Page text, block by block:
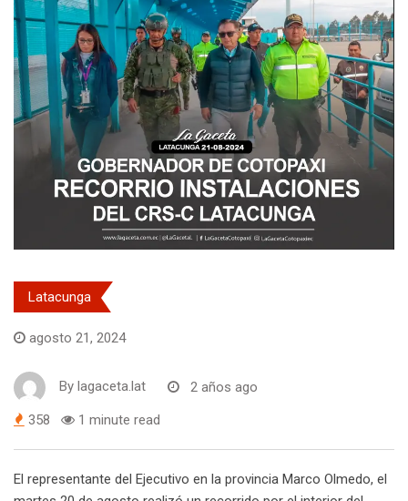
Latacunga
agosto 21, 2024
By lagaceta.lat 2 años ago
358 1 minute read
El representante del Ejecutivo en la provincia Marco Olmedo, el